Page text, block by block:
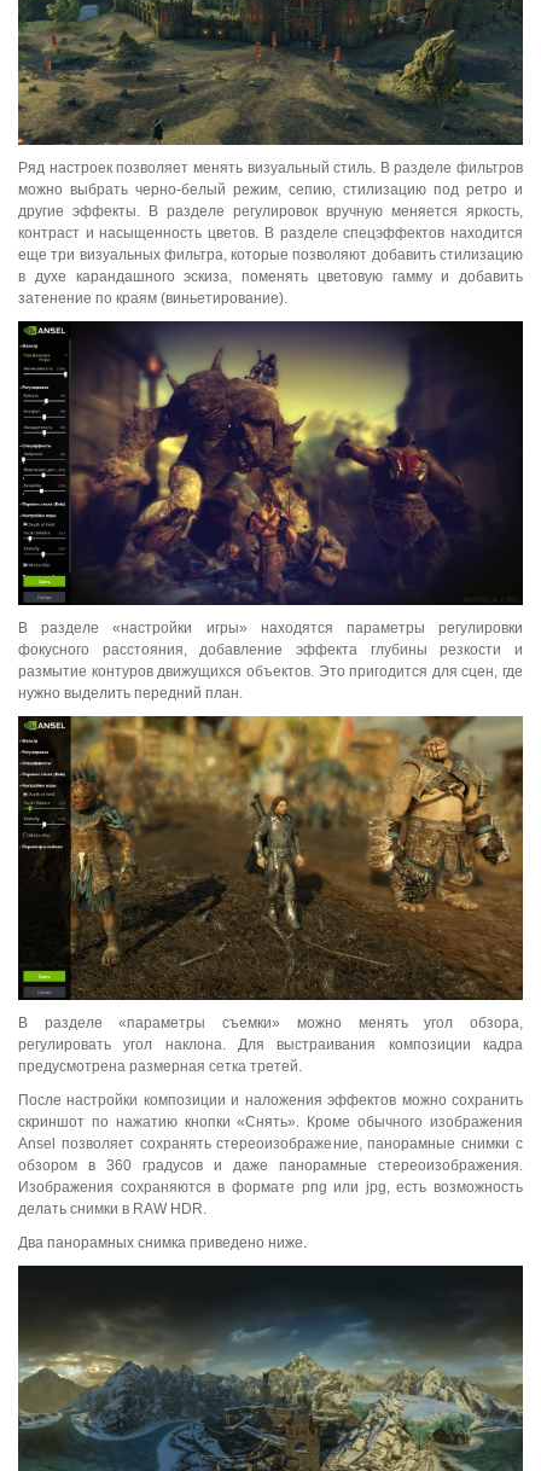
Ряд настроек позволяет менять визуальный стиль. В разделе фильтров
можно выбрать черно-белый режим, сепию, стилизацию под ретро и
другие эффекты. В разделе регулировок вручную меняется яркость,
контраст и насыщенность цветов. В разделе спецэффектов находится
еще три визуальных фильтра, которые позволяют добавить стилизацию
в духе карандашного эскиза, поменять цветовую гамму и добавить
затенение по краям (виньетирование).
В разделе «настройки игры» находятся параметры регулировки
фокусного расстояния, добавление эффекта глубины резкости и
размытие контуров движущихся объектов. Это пригодится для сцен, где
нужно выделить передний план.
В разделе «параметры съемки» можно менять угол обзора,
регулировать угол наклона. Для выстраивания композиции кадра
предусмотрена размерная сетка третей.
После настройки композиции и наложения эффектов можно сохранить
скриншот по нажатию кнопки «Снять». Кроме обычного изображения
Ansel позволяет сохранять стереоизображение, панорамные снимки с
обзором в 360 градусов и даже панорамные стереоизображения.
Изображения сохраняются в формате png или jpg, есть возможность
делать снимки в RAW HDR.
Два панорамных снимка приведено ниже.